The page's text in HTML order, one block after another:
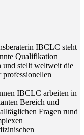
IBCLC steht
Qualifikation
und stellt weltweit die
professionellen
IBCLC arbeiten in
Bereich und
Fragen rund